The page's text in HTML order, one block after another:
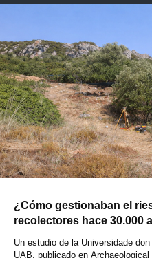
¿Cómo gestionaban el
recolectores hace 30.000
Un estudio de la Universidade
UAB, publicado en Archaeological